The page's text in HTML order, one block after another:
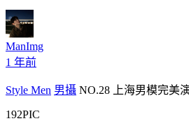
ManImg
1 年前
Style Men 男攝 NO.28 上海男模完美
192PIC